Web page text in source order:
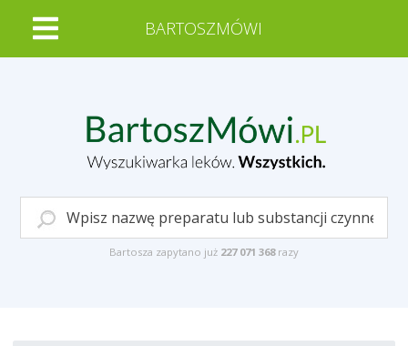
BARTOSZMÓWI
Bartosza zapytano już 227 071 368 razy